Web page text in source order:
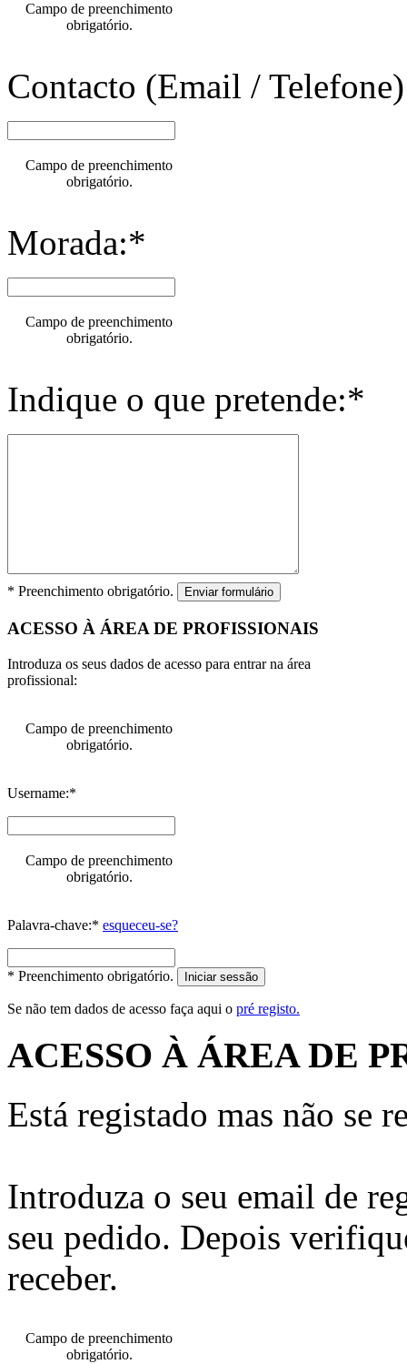
Campo de preenchimento
obrigatório.
Contacto (Email /
Campo de preenchimento
obrigatório.
Morada:*
Campo de preenchimento
obrigatório.
Indique o que pretende:*
* Preenchimento obrigatório. Enviar formulário
ACESSO À ÁREA DE PROFISSIONAIS
Introduza os seus dados de acesso para entrar na área
profissional:
Campo de preenchimento
obrigatório.
Username:*
Campo de preenchimento
obrigatório.
Palavra-chave:* esqueceu-se?
* Preenchimento obrigatório. Iniciar sessão
Se não tem dados de acesso faça aqui o pré registo.
ACESSO À ÁREA DE
Está registado mas não se
Introduza o seu email de
seu pedido. Depois
receber.
Campo de preenchimento
obrigatório.